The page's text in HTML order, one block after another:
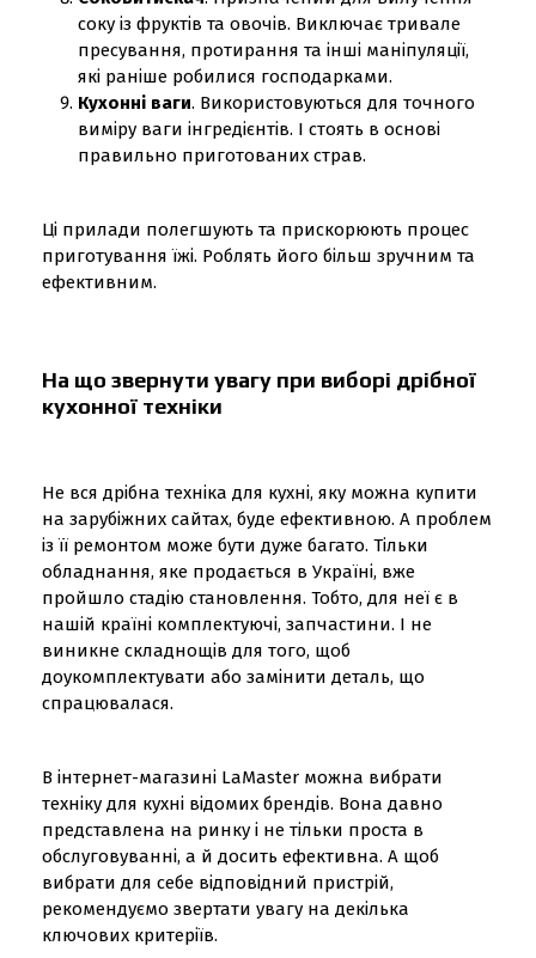
соку із фруктів та овочів. Виключає тривале
пресування, протирання та інші маніпуляції,
які раніше робилися господарками.
Кухонні ваги. Використовуються для точного
виміру ваги інгредієнтів. І стоять в основі
правильно приготованих страв.
Ці прилади полегшують та прискорюють процес
приготування їжі. Роблять його більш зручним та
ефективним.
На що звернути увагу при виборі дрібної
кухонної техніки
Не вся дрібна техніка для кухні, яку можна купити
на зарубіжних сайтах, буде ефективною. А проблем
із її ремонтом може бути дуже багато. Тільки
обладнання, яке продається в Україні, вже
пройшло стадію становлення. Тобто, для неї є в
нашій країні комплектуючі, запчастини. І не
виникне складнощів для того, щоб
доукомплектувати або замінити деталь, що
спрацювалася.
В інтернет-магазині LaMaster можна вибрати
техніку для кухні відомих брендів. Вона давно
представлена на ринку і не тільки проста в
обслуговуванні, а й досить ефективна. А щоб
вибрати для себе відповідний пристрій,
рекомендуємо звертати увагу на декілька
ключових критеріїв.